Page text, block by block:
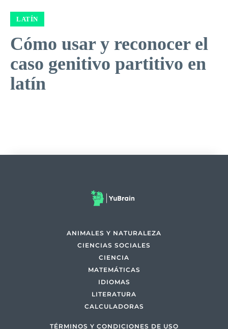
LATÍN
Cómo usar y reconocer el
caso genitivo partitivo en
latín
ANIMALES Y NATURALEZA
CIENCIAS SOCIALES
CIENCIA
MATEMÁTICAS
IDIOMAS
LITERATURA
CALCULADORAS
TÉRMINOS Y CONDICIONES DE USO